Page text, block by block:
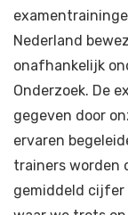
Nederland
onafhankelijk
Onderzoek. De
gegeven door
ervaren
trainers worden
gemiddeld cijfer